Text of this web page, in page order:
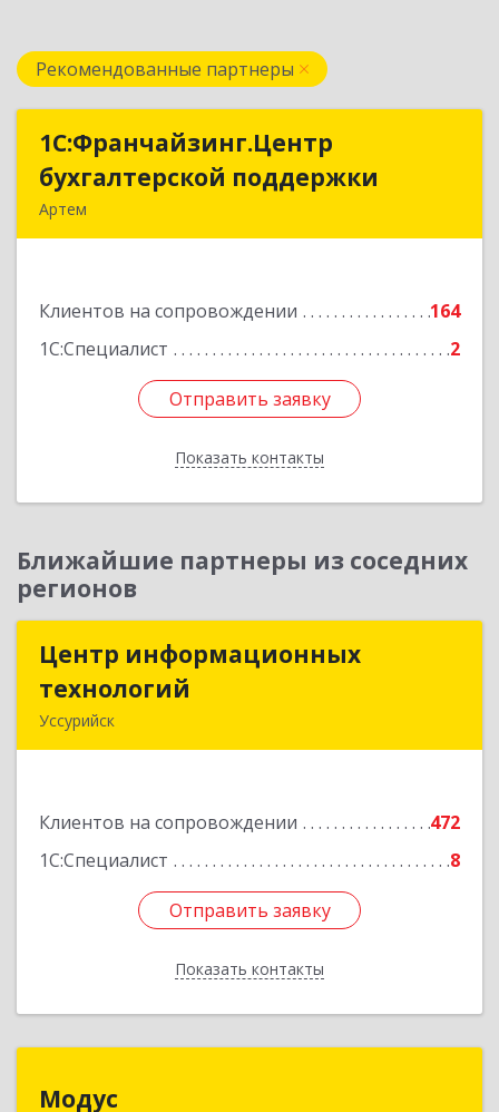
Рекомендованные партнеры
1С:Франчайзинг.Центр
бухгалтерской поддержки
Артем
Клиентов на сопровождении
164
1С:Специалист
2
Отправить заявку
Показать контакты
1С:Франчайзинг.Центр
бухгалтерской поддержки
Подробнее
Отправить заявку
Назад
Ближайшие партнеры из соседних
регионов
Центр информационных
технологий
Уссурийск
Клиентов на сопровождении
472
1С:Специалист
8
Отправить заявку
Показать контакты
Центр информационных
Подробнее
Отправить заявку
Назад
Модус